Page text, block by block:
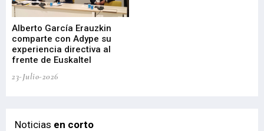
Alberto García Erauzkin
comparte con Adype su
experiencia directiva al
frente de Euskaltel
23-Julio-2026
Noticias en corto